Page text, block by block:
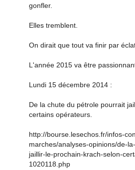
gonfler.
Elles tremblent.
On dirait que tout va finir par
L'année 2015 va être
Lundi 15 décembre 2014 :
De la chute du pétrole pourrait
certains opérateurs.
http://bourse.lesechos.fr/infos-
marches/analyses-opinions/de-
jaillir-le-prochain-krach-selon-
1020118.php